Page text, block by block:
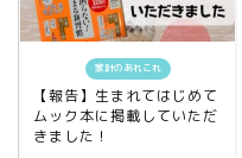
家計のあれこれ
【報告】生まれてはじめて
ムック本に掲載していただ
きました！